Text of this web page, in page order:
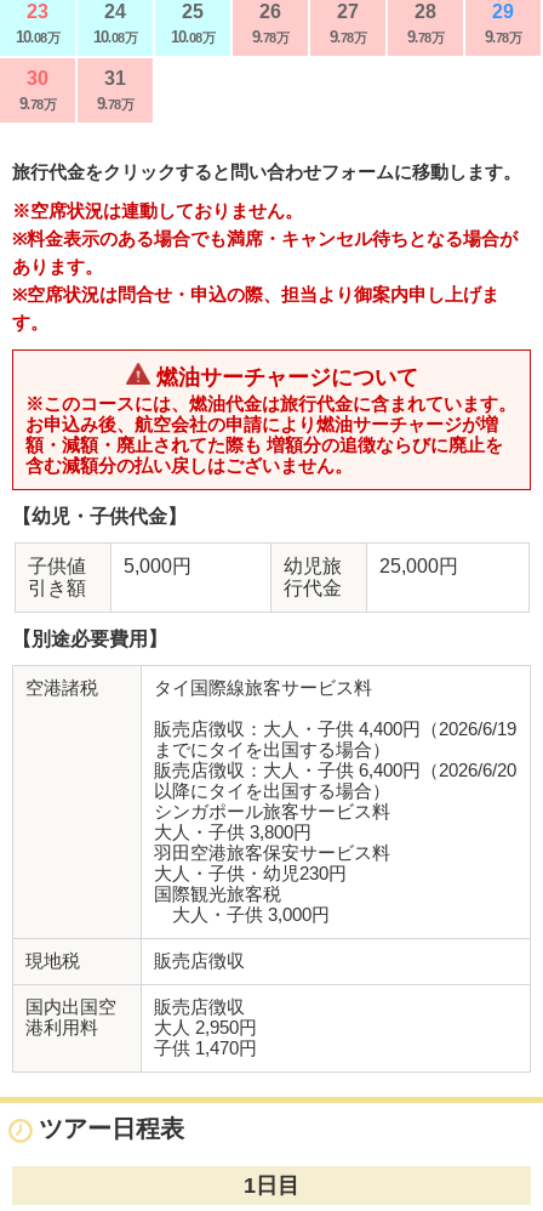
23
10.08万
24
10.08万
25
10.08万
26
9.78万
27
9.78万
28
9.78万
29
9.78万
30
9.78万
31
9.78万
旅行代金をクリックすると問い合わせフォームに移動します。
※空席状況は連動しておりません。
※料金表示のある場合でも満席・キャンセル待ちとなる場合が
あります。
※空席状況は問合せ・申込の際、担当より御案内申し上げま
す。
燃油サーチャージについて
※このコースには、燃油代金は旅行代金に含まれています。
お申込み後、航空会社の申請により燃油サーチャージが増
額・減額・廃止されてた際も 増額分の追徴ならびに廃止を
含む減額分の払い戻しはございません。
【幼児・子供代金】
子供値
引き額
5,000円
幼児旅
行代金
25,000円
【別途必要費用】
空港諸税 タイ国際線旅客サービス料
販売店徴収：大人・子供 4,400円（2026/6/19
までにタイを出国する場合）
販売店徴収：大人・子供 6,400円（2026/6/20
以降にタイを出国する場合）
シンガポール旅客サービス料
大人・子供 3,800円
羽田空港旅客保安サービス料
大人・子供・幼児230円
国際観光旅客税
大人・子供 3,000円
現地税 販売店徴収
国内出国空
港利用料
販売店徴収
大人 2,950円
子供 1,470円
ツアー日程表
1日目